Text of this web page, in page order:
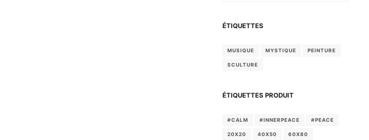
ÉTIQUETTES
MUSIQUE MYSTIQUE PEINTURE
SCULTURE
ÉTIQUETTES PRODUIT
#CALM #INNERPEACE #PEACE
20X20 40X50 60X80